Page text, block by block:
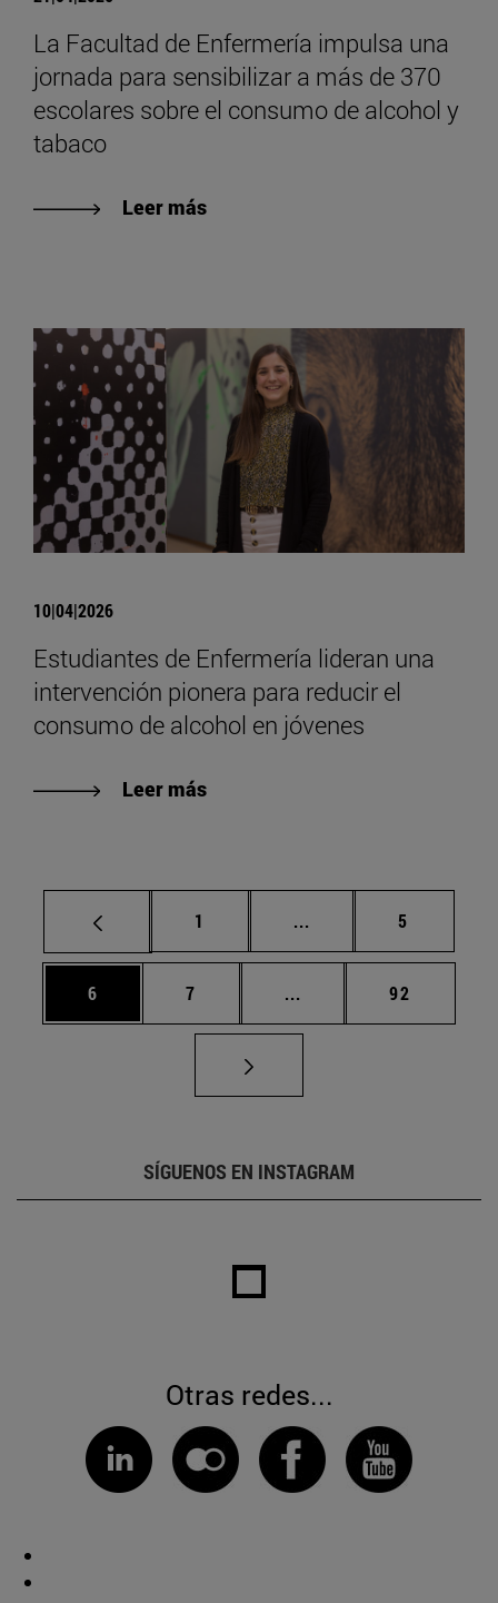
La Facultad de Enfermería impulsa una
jornada para sensibilizar a más de 370
escolares sobre el consumo de alcohol y
tabaco
Leer más
10|04|2026
Estudiantes de Enfermería lideran una
intervención pionera para reducir el
consumo de alcohol en jóvenes
Leer más
Página
1 ... Páginas intermedias
Página
5
Página
6 Página
7 ... Páginas intermedias
Página
92
SÍGUENOS EN INSTAGRAM
Otras redes...